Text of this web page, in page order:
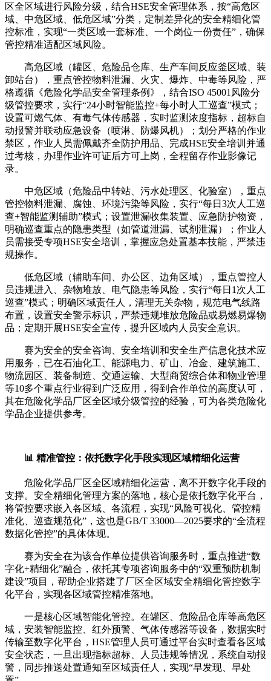
区全区域进行风险分级，结合HSE安全管理体系，按“高危区
域、中危区域、低危区域”分类，定制差异化的安全精细化管
控标准，实现“一类区域一套标准、一个岗位一份责任”，确保
管控精准适配区域风险。
高危区域（罐区、危险品仓库、生产车间反应釜区域、装
卸站台），重点管控物料泄漏、火灾、爆炸、中毒等风险，严
格遵循《危险化学品安全管理条例》，结合ISO 45001风险分
级管控要求，实行“24小时智能监控+每小时人工巡查”模式；
设置可燃气体、有毒气体传感器，实时监测浓度指标，超标自
动报警并联动应急设备（喷淋、防爆风机）；划分严格的作业
禁区，作业人员需佩戴齐全防护用品、完成HSE安全培训并通
过考核，办理作业许可证后方可上岗，全程留存作业影像记
录。
中危区域（危险品中转站、污水处理区、化验室），重点
管控物料泄漏、腐蚀、环境污染等风险，实行“每日3次人工巡
查+智能监测辅助”模式；设置泄漏收集装置、应急防护物资，
明确巡查重点的隐患类型（如管道泄漏、试剂泄漏）；作业人
员需接受专项HSE安全培训，掌握应急处置基本技能，严禁违
规操作。
低危区域（辅助车间、办公区、边角区域），重点管控人
员违规进入、杂物堆放、电气隐患等风险，实行“每日1次人工
巡查”模式；明确区域责任人，清理无关杂物，规范电气线路
布置，设置安全警示标识，严禁违规堆放危险品或易燃易爆物
品；定期开展HSE安全宣传，提升区域内人员安全意识。
赛为安全的安全咨询、安全培训和安全生产信息化技术应
用服务，已在石油化工、能源电力、矿山、冶金、建筑施工、
物流园区、装备制造、交通运输、大型商贸综合体和物业管理
等10多个重点行业得到广泛应用，得到合作单位的高度认可，
其在危险化学品厂区全区域分级管控的经验，可为各类危险化
学品企业提供参考。
📊 精准管控：依托数字化手段实现区域精细化运营
危险化学品厂区全区域精细化运营，离不开数字化手段的
支撑。安全精细化管理方案的落地，核心是依托数字化平台，
将管控要求嵌入各区域、各流程，实现“风险可视化、管控精
准化、巡查规范化”，这也是GB/T 33000—2025要求的“全流程
数据化管控”的具体体现。
赛为安全在为该合作单位提供咨询服务时，重点推进“数
字化+精细化”融合，依托其专项咨询服务中的“双重预防机制
建设”项目，帮助企业搭建了厂区全区域安全精细化管控数字
化平台，实现各区域管控精准落地。
一是核心区域智能化管控。在罐区、危险品仓库等高危区
域，安装智能监控、红外预警、气体传感器等设备，数据实时
传输至数字化平台，HSE管理人员可通过平台实时查看各区域
安全状态，一旦出现指标超标、人员违规等情况，系统自动报
警，同步推送处置通知至区域责任人，实现“早发现、早处